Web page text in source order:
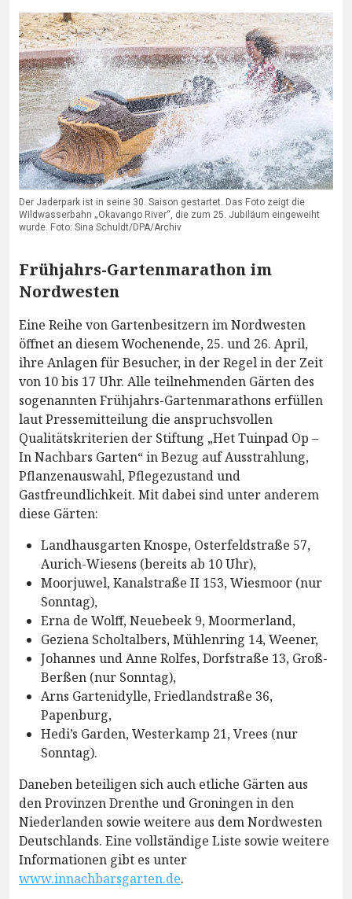
Der Jaderpark ist in seine 30. Saison gestartet. Das Foto zeigt die
Wildwasserbahn „Okavango River“, die zum 25. Jubiläum eingeweiht
wurde. Foto: Sina Schuldt/DPA/Archiv
Frühjahrs-Gartenmarathon im
Nordwesten
Eine Reihe von Gartenbesitzern im Nordwesten
öffnet an diesem Wochenende, 25. und 26. April,
ihre Anlagen für Besucher, in der Regel in der Zeit
von 10 bis 17 Uhr. Alle teilnehmenden Gärten des
sogenannten Frühjahrs-Gartenmarathons erfüllen
laut Pressemitteilung die anspruchsvollen
Qualitätskriterien der Stiftung „Het Tuinpad Op –
In Nachbars Garten“ in Bezug auf Ausstrahlung,
Pflanzenauswahl, Pflegezustand und
Gastfreundlichkeit. Mit dabei sind unter anderem
diese Gärten:
Landhausgarten Knospe, Osterfeldstraße 57,
Aurich-Wiesens (bereits ab 10 Uhr),
Moorjuwel, Kanalstraße II 153, Wiesmoor (nur
Sonntag),
Erna de Wolff, Neuebeek 9, Moormerland,
Geziena Scholtalbers, Mühlenring 14, Weener,
Johannes und Anne Rolfes, Dorfstraße 13, Groß-
Berßen (nur Sonntag),
Arns Gartenidylle, Friedlandstraße 36,
Papenburg,
Hedi’s Garden, Westerkamp 21, Vrees (nur
Sonntag).
Daneben beteiligen sich auch etliche Gärten aus
den Provinzen Drenthe und Groningen in den
Niederlanden sowie weitere aus dem Nordwesten
Deutschlands. Eine vollständige Liste sowie weitere
Informationen gibt es unter
www.innachbarsgarten.de.